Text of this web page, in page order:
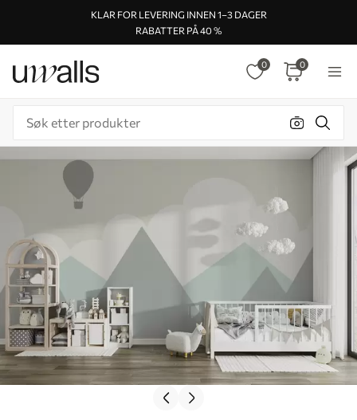
KLAR FOR LEVERING INNEN 1–3 DAGER
RABATTER PÅ 40 %
0 0